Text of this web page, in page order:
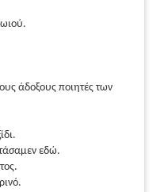
άδοξους ποιητές των
εδώ.